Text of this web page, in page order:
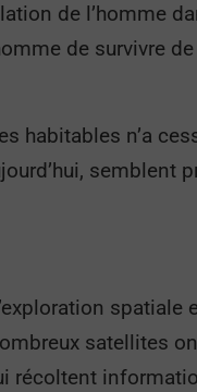
de l’homme
de survivre
habitables n’a
semblent
spatiale
satellites
récoltent